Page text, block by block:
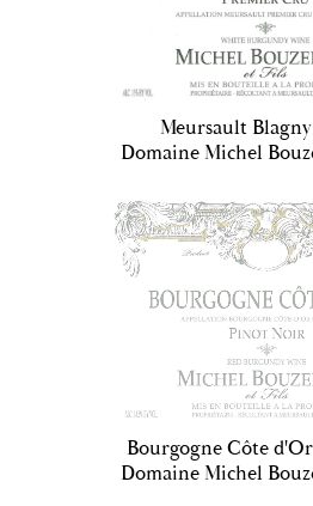
Meursault
Domaine Michel
Bourgogne Côte
Domaine Michel